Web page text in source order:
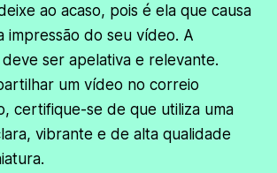
ao acaso, pois é ela que causa
impressão do seu vídeo. A
deve ser apelativa e relevante.
um vídeo no correio
certifique-se de que utiliza uma
vibrante e de alta qualidade